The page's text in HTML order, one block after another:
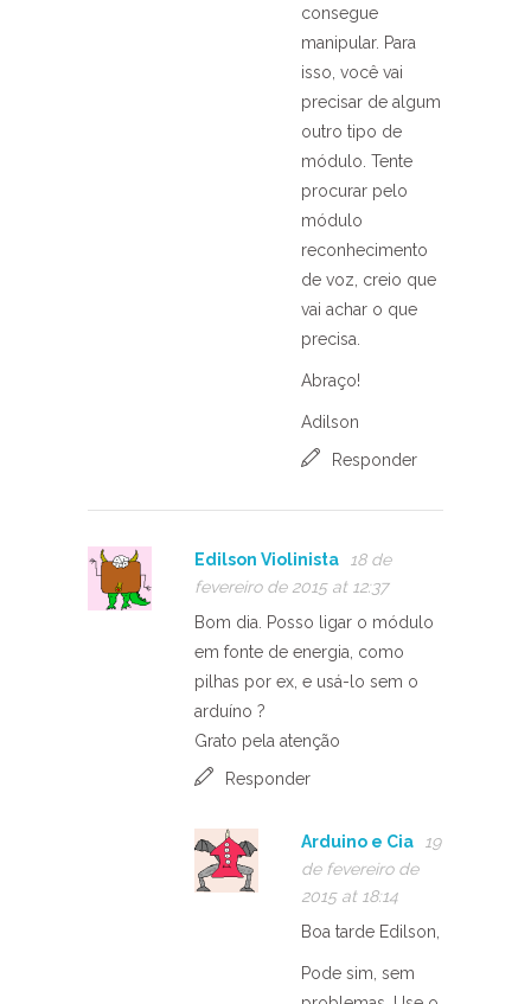
consegue
manipular. Para
isso, você vai
precisar de algum
outro tipo de
módulo. Tente
procurar pelo
módulo
reconhecimento
de voz, creio que
vai achar o que
precisa.
Abraço!
Adilson
Responder
Edilson Violinista
18 de
fevereiro de 2015 at 12:37
Bom dia. Posso ligar o módulo
em fonte de energia, como
pilhas por ex, e usá-lo sem o
arduíno ?
Grato pela atenção
Responder
Arduino e Cia
19
de fevereiro de
2015 at 18:14
Boa tarde Edilson,
Pode sim, sem